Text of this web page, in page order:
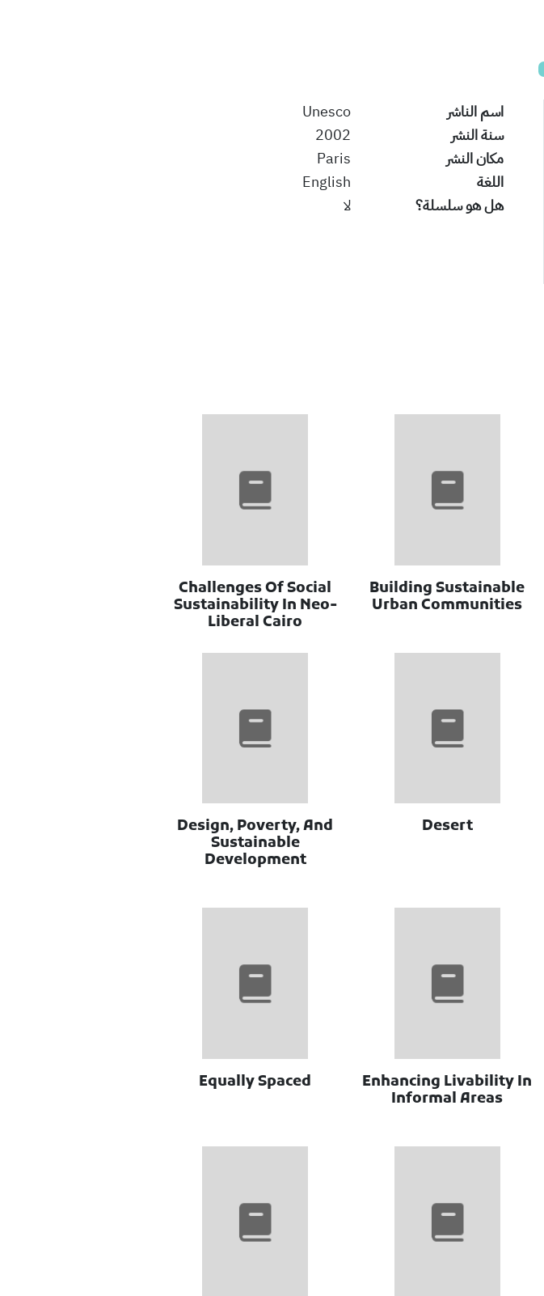
اسم الناشر
Unesco
سنة النشر
2002
مكان النشر
Paris
اللغة
English
هل هو سلسلة؟
لا
Building Sustainable
Urban Communities
Challenges Of Social
Sustainability In Neo-
Liberal Cairo
Desert
Design, Poverty, And
Sustainable
Development
Enhancing Livability In
Informal Areas
Equally Spaced